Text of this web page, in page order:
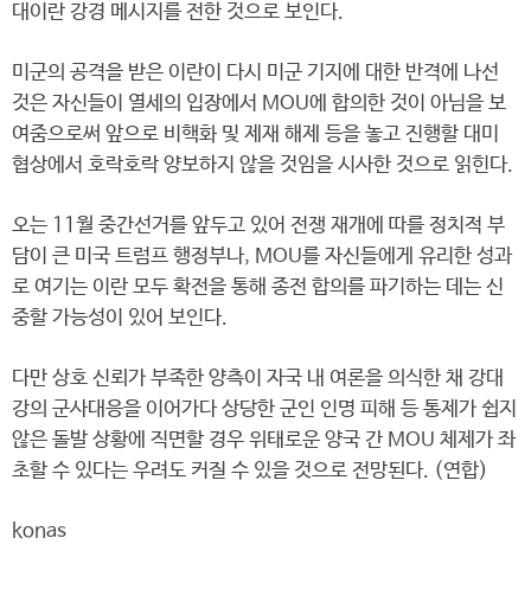
대이란 강경 메시지를 전한 것으로 보인다.
미군의 공격을 받은 이란이 다시 미군 기지에 대한 반격에 나선
것은 자신들이 열세의 입장에서 MOU에 합의한 것이 아님을 보
여줌으로써 앞으로 비핵화 및 제재 해제 등을 놓고 진행할 대미
협상에서 호락호락 양보하지 않을 것임을 시사한 것으로 읽힌다.
오는 11월 중간선거를 앞두고 있어 전쟁 재개에 따를 정치적 부
담이 큰 미국 트럼프 행정부나, MOU를 자신들에게 유리한 성과
로 여기는 이란 모두 확전을 통해 종전 합의를 파기하는 데는 신
중할 가능성이 있어 보인다.
다만 상호 신뢰가 부족한 양측이 자국 내 여론을 의식한 채 강대
강의 군사대응을 이어가다 상당한 군인 인명 피해 등 통제가 쉽지
않은 돌발 상황에 직면할 경우 위태로운 양국 간 MOU 체제가 좌
초할 수 있다는 우려도 커질 수 있을 것으로 전망된다. (연합)
konas